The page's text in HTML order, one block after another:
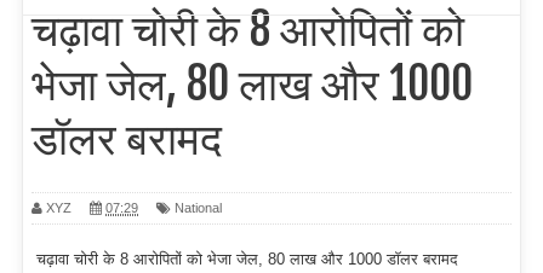
चढ़ावा चोरी के 8 आरोपितों को
भेजा जेल, 80 लाख और 1000
डॉलर बरामद
XYZ 07:29 National
चढ़ावा चोरी के 8 आरोपितों को भेजा जेल, 80 लाख और 1000 डॉलर बरामद